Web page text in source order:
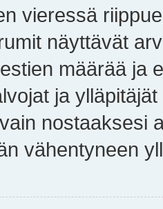
vieressä
näyttävät
määrää ja
ja
nostaaksesi
vähentyneen